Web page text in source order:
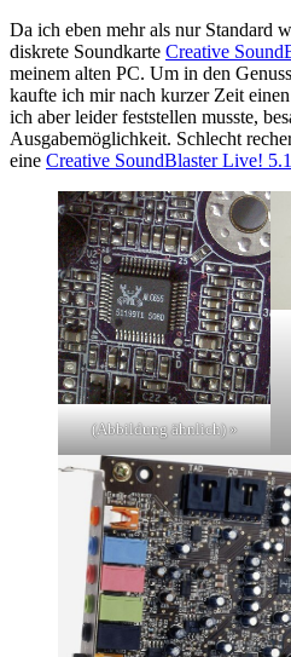
Da ich eben mehr als nur Standard
diskrete Soundkarte Creative
meinem alten PC. Um in den
kaufte ich mir nach kurzer Zeit einen
ich aber leider feststellen musste,
Ausgabemöglichkeit. Schlecht
eine Creative SoundBlaster Live!
(Abbildung ähnlich) »